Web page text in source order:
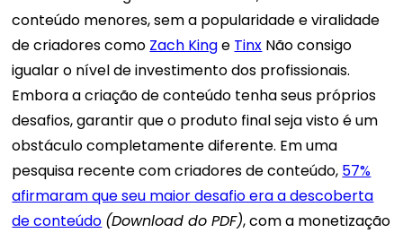
conteúdo menores, sem a popularidade e viralidade
de criadores como Zach Kinge Tinx Não consigo
igualar o nível de investimento dos profissionais.
Embora a criação de conteúdo tenha seus próprios
desafios, garantir que o produto final seja visto é um
obstáculo completamente diferente. Em uma
pesquisa recente com criadores de conteúdo, 57%
afirmaram que seu maior desafio era a descoberta
de conteúdo (Download do PDF), com a monetização